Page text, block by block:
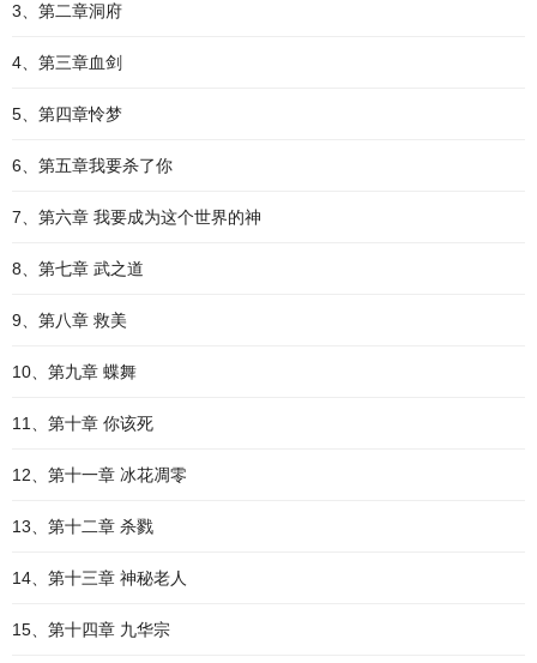
3、第二章洞府
4、第三章血剑
5、第四章怜梦
6、第五章我要杀了你
7、第六章 我要成为这个世界的神
8、第七章 武之道
9、第八章 救美
10、第九章 蝶舞
11、第十章 你该死
12、第十一章 冰花凋零
13、第十二章 杀戮
14、第十三章 神秘老人
15、第十四章 九华宗